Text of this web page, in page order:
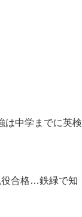
は中学までに英検
役合格…鉄緑で知